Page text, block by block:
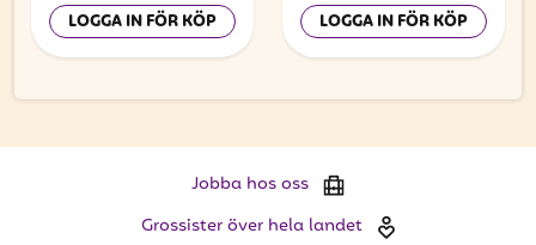
LOGGA IN FÖR KÖP LOGGA IN FÖR KÖP
Jobba hos oss
Grossister över hela landet